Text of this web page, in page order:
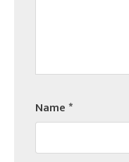
Name*